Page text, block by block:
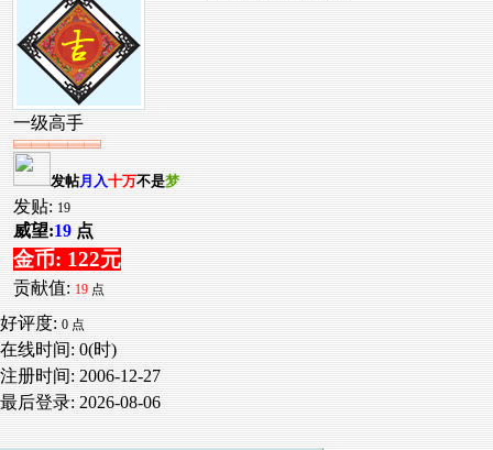
一级高手
发帖月入十万不是梦
发贴: 19
威望:19 点
金币: 122元
贡献值: 19 点
好评度: 0 点
在线时间: 0(时)
注册时间: 2006-12-27
最后登录: 2026-08-06